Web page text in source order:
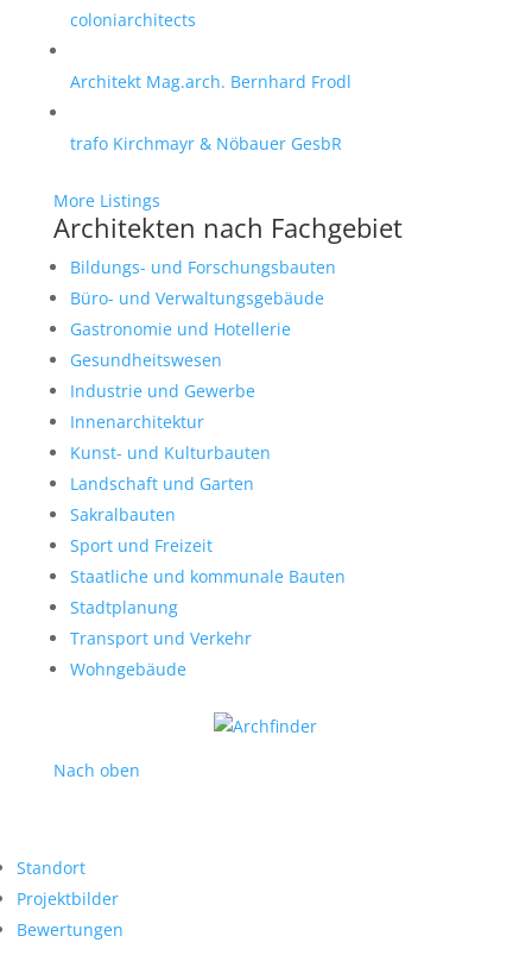
coloniarchitects
Architekt Mag.arch. Bernhard Frodl
trafo Kirchmayr & Nöbauer GesbR
More Listings
Architekten nach Fachgebiet
Bildungs- und Forschungsbauten
Büro- und Verwaltungsgebäude
Gastronomie und Hotellerie
Gesundheitswesen
Industrie und Gewerbe
Innenarchitektur
Kunst- und Kulturbauten
Landschaft und Garten
Sakralbauten
Sport und Freizeit
Staatliche und kommunale Bauten
Stadtplanung
Transport und Verkehr
Wohngebäude
Nach oben
Standort
Projektbilder
Bewertungen